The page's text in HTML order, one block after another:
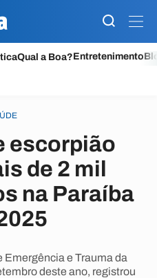
Qual a Boa?Entretenimento
escorpião
de 2 mil
na Paraíba
Emergência e Trauma da
deste ano, registrou